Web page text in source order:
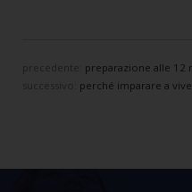
precedente: preparazione alle 12
perché imparare a